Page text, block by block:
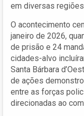
em diversas
O acontecimento
janeiro de 2026,
de prisão e 24
cidades-alvo
Santa Bárbara
de ações
entre as forças
direcionadas ao